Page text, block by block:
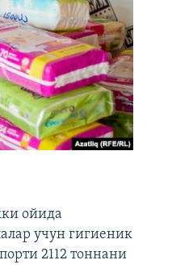
ойида
учун гигиеник
2112 тоннани